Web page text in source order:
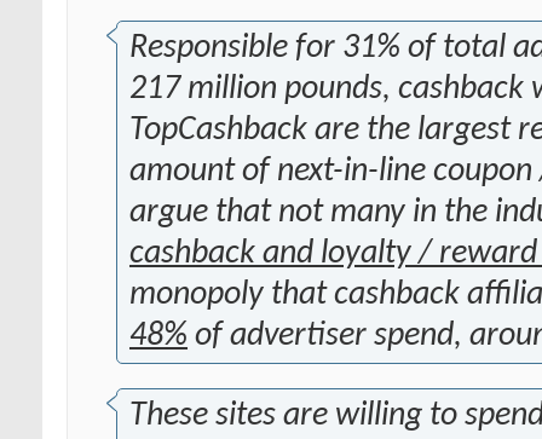
Responsible for 31% of total
217 million pounds, cashback
TopCashback are the largest
amount of next-in-line
argue that not many in the
cashback and loyalty /
monopoly that cashback
48% of advertiser spend,
These sites are willing to